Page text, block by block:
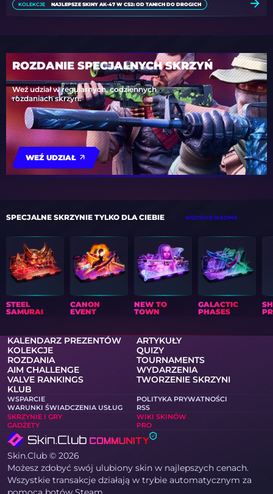
KOLEKCJE NAJLEPSZE SKINY AK-47 W CS2: OD TANICH DO DROGICH
ROZDANIE SPECJALNYCH SKRZYŃ
Weź udział w regularnych, codziennych
rozdaniach skrzyń.
WEŹ UDZIAŁ
SPECJALNE SKRZYNIE TYLKO DLA CIEBIE WSZYSTKIE SKRZYNIE
STEEL
SAMURAI
CANON
EVENT
NEW TO
TOWN
GALACTIC
PHASES
KALENDARZ PREZENTÓW
ARTYKUŁY
KOLEKCJE
QUIZY
ROZDANIA
TOURNAMENTS
AIM CHALLENGE
WYDARZENIA
VALVE RANKINGS
TWORZENIE SKRZYNI
KLUB
WSPARCIE
POLITYKA PRYWATNOŚCI
WARUNKI ŚWIADCZENIA USŁUG
RSS
SKRZYNIE I GRY
WIKI SKINÓW
GADŻETY
PRO
Skin.Club © 2026
Możesz zdobyć swój ulubiony skin w najlepszych cenach.
Wszystkie transakcje działają w trybie automatycznym za